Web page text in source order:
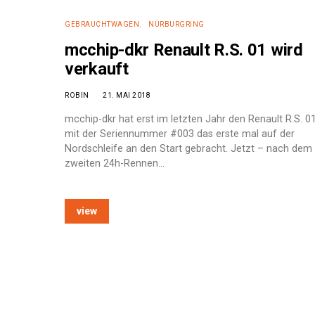
GEBRAUCHTWAGEN NÜRBURGRING
mcchip-dkr Renault R.S. 01 wird
verkauft
ROBIN 21. MAI 2018
mcchip-dkr hat erst im letzten Jahr den Renault R.S.
mit der Seriennummer #003 das erste mal auf der
Nordschleife an den Start gebracht. Jetzt – nach dem
zweiten 24h-Rennen…
view